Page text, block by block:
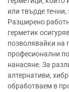
или твърде
Разширено
герметик
позволявайки на
професионални
нанасяне. За
алтернативи,
обработваем в